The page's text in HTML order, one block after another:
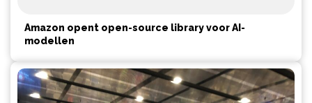
Amazon opent open-source library voor AI-
modellen